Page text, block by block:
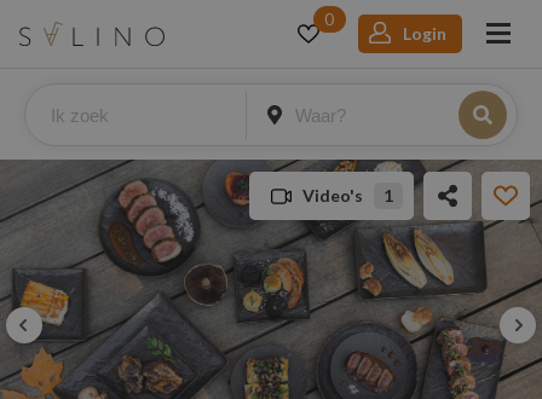
0
Login
Video's 1